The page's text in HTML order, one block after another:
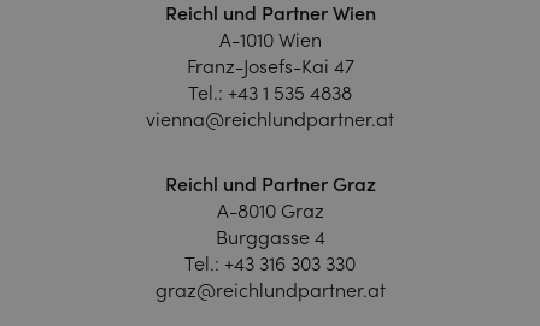
Reichl und Partner Wien
A-1010 Wien
Franz-Josefs-Kai 47
Tel.: +43 1 535 4838
vienna@reichlundpartner.at
Reichl und Partner Graz
A-8010 Graz
Burggasse 4
Tel.: +43 316 303 330
graz@reichlundpartner.at